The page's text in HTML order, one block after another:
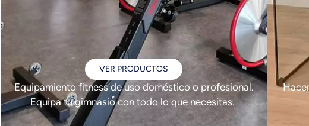
VER PRODUCTOS
Equipamiento fitness de uso doméstico o profesional.
Equipa tu gimnasio con todo lo que necesitas.